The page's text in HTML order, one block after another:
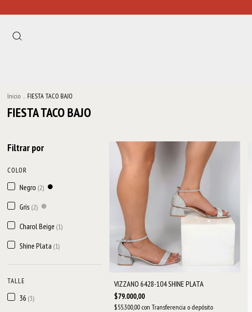
Inicio . FIESTA TACO BAJO
FIESTA TACO BAJO
Filtrar por
COLOR
Negro (2)
Gris (2)
Charol Beige (1)
Shine Plata (1)
TALLE
36 (3)
VIZZANO 6428-104 SHINE PLATA
$79.000,00
$55.300,00 con Transferencia o depósito